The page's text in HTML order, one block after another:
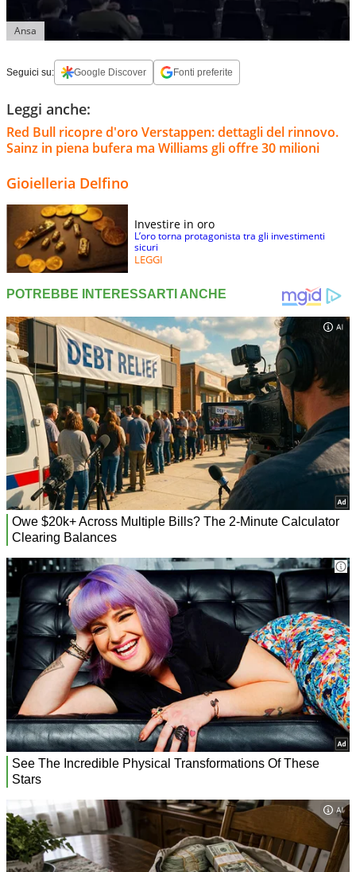
Ansa
Seguici su: Google Discover Fonti preferite
Leggi anche:
Red Bull ricopre d'oro Verstappen: dettagli del rinnovo.
Sainz in piena bufera ma Williams gli offre 30 milioni
Gioielleria Delfino
Investire in oro
L’oro torna protagonista tra gli investimenti
sicuri
LEGGI